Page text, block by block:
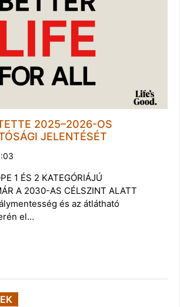
2025–2026-OS
JELENTÉSÉT
1 ÉS 2 KATEGÓRIÁJÚ
A 2030-AS CÉLSZINT ALATT
és az átlátható
el…